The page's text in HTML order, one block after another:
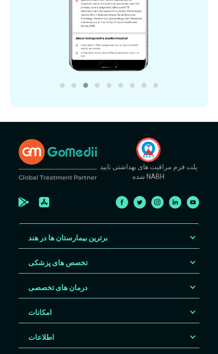
پلت فرم مراقبت های بهداشتی تایید
شده NABH
برترین بیمارستان ها در هند
تخصص های پزشکی
درمان های تخصصی
امکانات
اطلاعات